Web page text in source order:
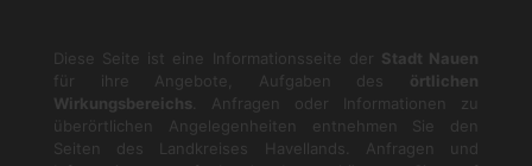
Diese Seite ist eine Informationsseite der Stadt Nauen
für ihre Angebote, Aufgaben des örtlichen
Wirkungsbereichs . Anfragen oder Informationen zu
überörtlichen Angelegenheiten entnehmen Sie den
Seiten des Landkreises Havellands. Anfragen und